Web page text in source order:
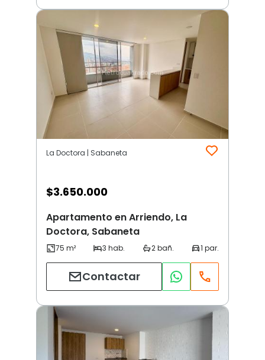
La Doctora | Sabaneta
$3.650.000
Apartamento en Arriendo, La
Doctora, Sabaneta
Contactar